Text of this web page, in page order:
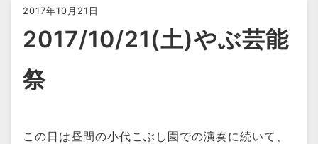
2017年10月21日
2017/10/21(土)やぶ芸能
祭
この日は昼間の小代こぶし園での演奏に続いて、